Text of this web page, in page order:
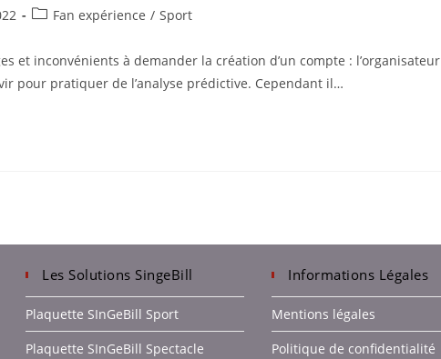
Fan expérience / Sport
et inconvénients à demander la création d’un compte : l’organisateur
pour pratiquer de l’analyse prédictive. Cependant il…
Les Solutions SingeBill
Plaquette SInGeBill Sport
Plaquette SInGeBill Spectacle
Informations Légales
Mentions légales
Politique de confidentialité